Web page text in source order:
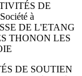
DE
à
DE L'ETANG
THONON LES
DE SOUTIEN